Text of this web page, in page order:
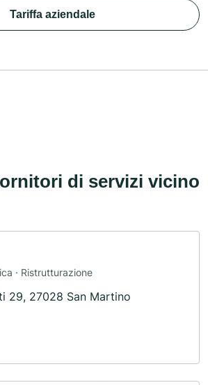
Tariffa aziendale
di servizi vicino
· Ristrutturazione
29, 27028 San Martino